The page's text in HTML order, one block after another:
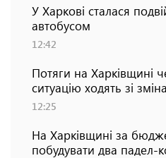
У Харкові сталася
автобусом
12:42
Потяги на Харківщині
ситуацію ходять зі
12:25
На Харківщині за
побудувати два падел-